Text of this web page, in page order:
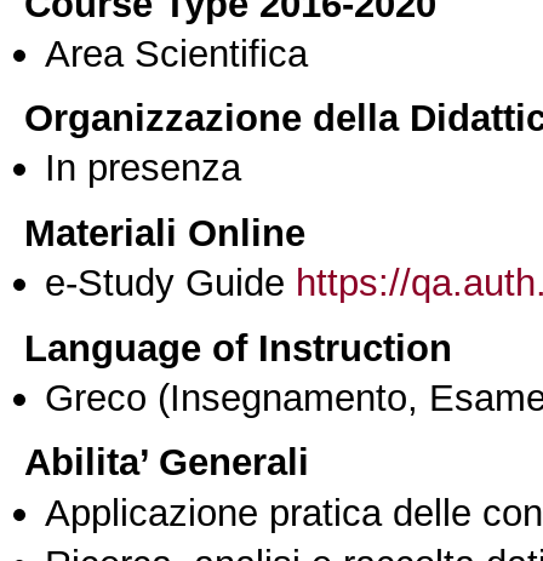
Area Scientifica
Organizzazione della
In presenza
Materiali Online
e-Study Guide https://
Language of Instruction
Greco (Insegnamento,
Abilita’ Generali
Applicazione pratica delle